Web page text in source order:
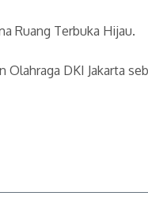
Ruang Terbuka Hijau.
DKI Jakarta